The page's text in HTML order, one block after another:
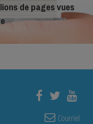
de pages vues
Courriel